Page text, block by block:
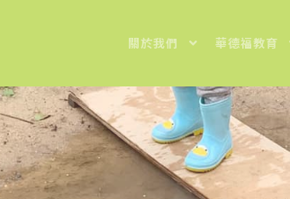
關於我們 華德福教育